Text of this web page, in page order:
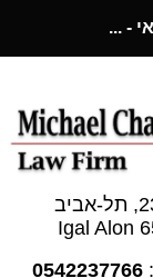
- ...
Igal Alon
0542237766